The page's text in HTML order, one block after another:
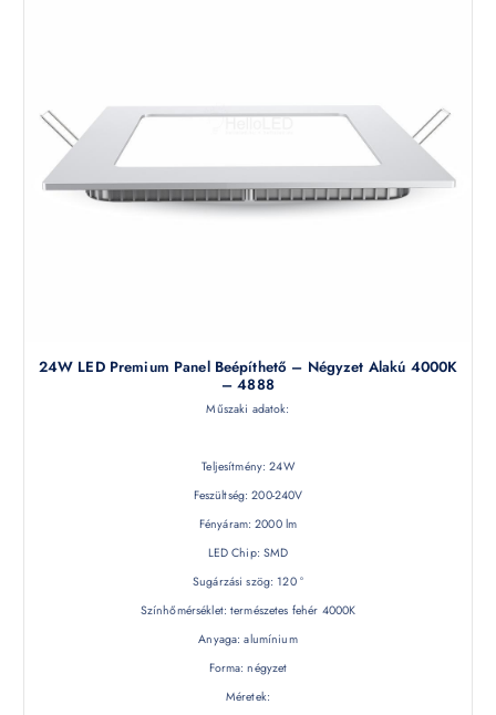
24W LED Premium Panel Beépíthető – Négyzet Alakú 4000K
– 4888
Műszaki adatok:
Teljesítmény: 24W
Feszültség: 200-240V
Fényáram: 2000 lm
LED Chip: SMD
Sugárzási szög: 120 °
Színhőmérséklet: természetes fehér 4000K
Anyaga: alumínium
Forma: négyzet
Méretek: